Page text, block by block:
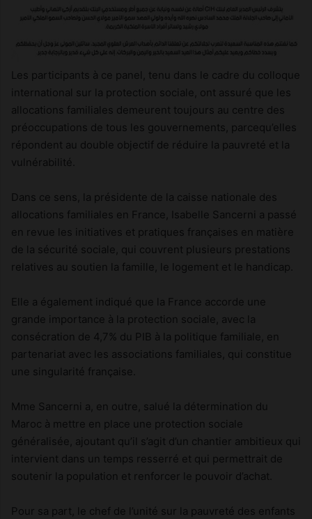
Les participants à ce panel, tenu dans le cadre du colloque
international sur la protection sociale, ont assuré que les
allocations familiales demeurent toujours au centre des
préoccupations de tous les gouvernements, parcequ’elles
répondent au double objectif de réduire la pauvreté et la
vulnérabilité.
Dans ce sens, la présidente de la caisse nationale des
allocations familiales en France, Isabelle Sancerni a passé
en revue les initiatives et pratiques françaises en matière
de la sécurité sociale, qui couvrent plusieurs prestations
relatives au soutien la famille, le logement et le handicap.
Elle a également indiqué que la France accorde une
grande importance à la protection sociale, avec la
consécration de 4,7% du PIB à la politique familiale, en
partenariat avec les associations familiales, qui constitue
une singularité française.
Mme Sancerni a, en outre, salué la détermination du
Maroc à mettre en place une protection sociale
généralisée, ajoutant qu’il s’agit d’un chantier ambitieux qui
intervient dans un temps resserré et qui permettrait de
soutenir la population et renforcer le pouvoir d’achat.
Pour sa part, le chef de l’unité sur la pauvreté des enfants